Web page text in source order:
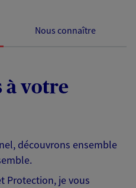
Nous connaître
à votre
découvrons ensemble
Protection, je vous